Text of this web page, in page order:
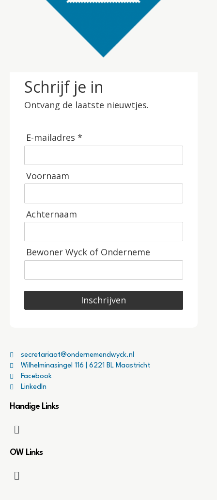
Schrijf je in
Ontvang de laatste nieuwtjes.
E-mailadres *
Voornaam
Achternaam
Bewoner Wyck of Onderneme
Inschrijven
secretariaat@ondernemendwyck.nl
Wilhelminasingel 116 | 6221 BL Maastricht
Facebook
LinkedIn
Handige Links
OW Links